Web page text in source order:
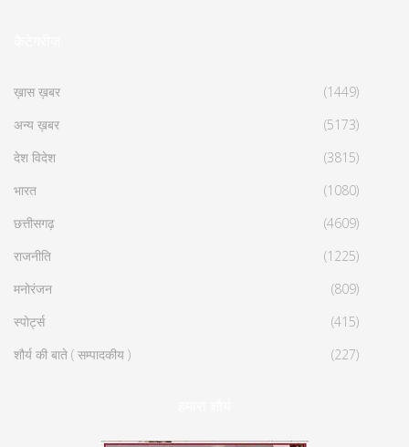
ख़ास ख़बर
(1449)
अन्य ख़बर
(5173)
देश विदेश
(3815)
भारत
(1080)
छत्तीसगढ़
(4609)
राजनीति
(1225)
मनोरंजन
(809)
स्पोर्ट्स
(415)
शौर्य की बाते ( सम्पादकीय )
(227)